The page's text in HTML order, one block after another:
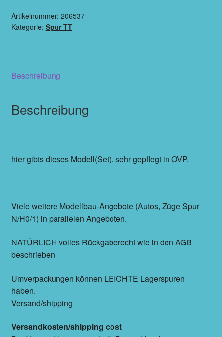
Artikelnummer: 206537
Kategorie: Spur TT
Beschreibung
Beschreibung
hier gibts dieses Modell(Set). sehr gepflegt in OVP.
Viele weitere Modellbau-Angebote (Autos, Züge Spur
N/H0/1) in parallelen Angeboten.
NATÜRLICH volles Rückgaberecht wie in den AGB
beschrieben.
Umverpackungen können LEICHTE Lagerspuren
haben.
Versand/shipping
Versandkosten/shipping cost